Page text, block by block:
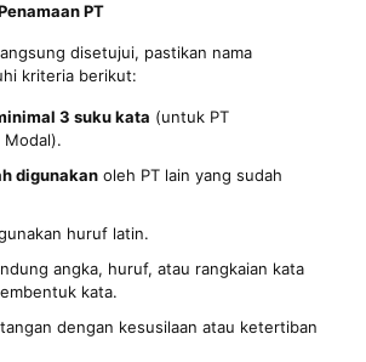
PT
disetujui, pastikan nama
kriteria berikut:
3 suku kata (untuk PT
Modal).
digunakanoleh PT lain yang sudah
huruf latin.
angka, huruf, atau rangkaian kata
kata.
dengan kesusilaan atau ketertiban